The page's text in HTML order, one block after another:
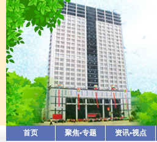
首页 聚焦•专题 资讯•视点